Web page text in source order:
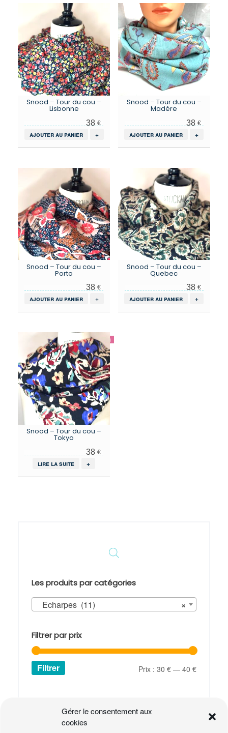
Gérer le consentement aux
cookies
Snood – Tour du cou –
Lisbonne
38€
ajouter au panier +
Snood – Tour du cou –
Madère
38 €
ajouter au panier +
Snood – Tour du cou –
Porto
38€
ajouter au panier +
Snood – Tour du cou –
Quebec
38 €
ajouter au panier +
Snood – Tour du cou –
Tokyo
38€
lire la suite +
Les produits par catégories
×
Echarpes (11)
Filtrer par prix
Prix
Prix
Filtrer Prix : 30 € — 40 €
Votre panier est vide.